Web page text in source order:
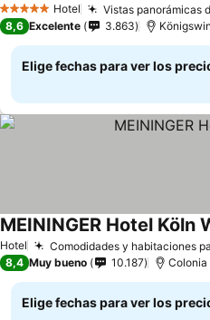
5 Estrellas Hotel Vistas panorámicas
8,6 Excelente 3.863
Elige fechas para ver los
Hotel Comodidades y habitaciones
MEININGER Hotel Köln
8,4 Muy bueno 10.187 Colonia
Elige fechas para ver los